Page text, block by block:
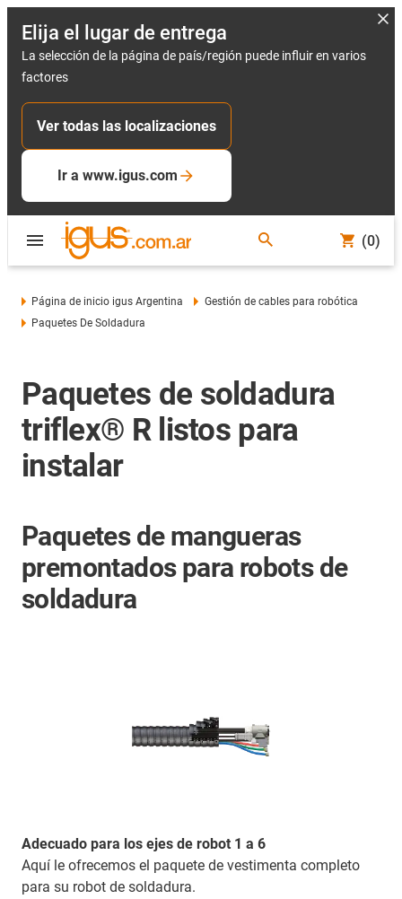
Elija el lugar de entrega
La selección de la página de país/región puede influir en varios
factores
Ver todas las localizaciones
Ir a www.igus.com
(0)
Página de inicio igus Argentina
Gestión de cables para robótica
Paquetes De Soldadura
Paquetes de soldadura
triflex® R listos para
instalar
Paquetes de mangueras
premontados para robots de
soldadura
Adecuado para los ejes de robot 1 a 6
Aquí le ofrecemos el paquete de vestimenta completo
para su robot de soldadura.